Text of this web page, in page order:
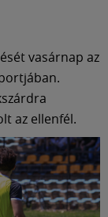
vasárnap az
az ellenfél.